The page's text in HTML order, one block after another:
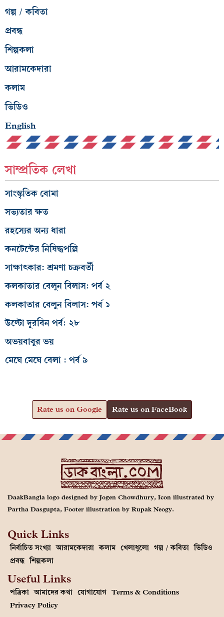
গল্প / কবিতা
প্রবন্ধ
শিল্পকলা
আরামকেদারা
কলাম
ভিডিও
English
সাম্প্রতিক লেখা
সাংস্কৃতিক বোমা
সভ্যতার ক্ষত
রহস্যের অন্য ধারা
কনটেন্টের নিষিদ্ধপল্লি
সাক্ষাৎকার: শ্রমণা চক্রবর্তী
কলকাতার বেলুন বিলাস: পর্ব ২
কলকাতার বেলুন বিলাস: পর্ব ১
উল্টো দূরবিন পর্ব: ২৮
অভয়বাবুর ভয়
মেঘে মেঘে বেলা : পর্ব ৯
Rate us on Google Rate us on FaceBook
DaakBangla logo designed by Jogen Chowdhury, Icon illustrated by
Partha Dasgupta, Footer illustration by Rupak Neogy.
Quick Links
নির্বাচিত সংখ্যা আরামকেদারা কলাম খেলাধুলো গল্প / কবিতা ভিডিও
প্রবন্ধ শিল্পকলা
Useful Links
পত্রিকা আমাদের কথা যোগাযোগ Terms & Conditions
Privacy Policy